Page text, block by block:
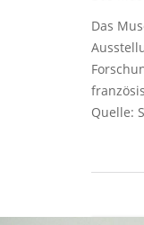
Das
Quelle: